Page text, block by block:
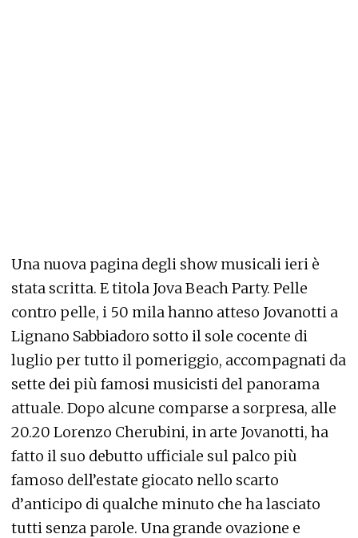
Una nuova pagina degli show musicali ieri è
stata scritta. E titola Jova Beach Party. Pelle
contro pelle, i 50 mila hanno atteso Jovanotti a
Lignano Sabbiadoro sotto il sole cocente di
luglio per tutto il pomeriggio, accompagnati da
sette dei più famosi musicisti del panorama
attuale. Dopo alcune comparse a sorpresa, alle
20.20 Lorenzo Cherubini, in arte Jovanotti, ha
fatto il suo debutto ufficiale sul palco più
famoso dell’estate giocato nello scarto
d’anticipo di qualche minuto che ha lasciato
tutti senza parole. Una grande ovazione e